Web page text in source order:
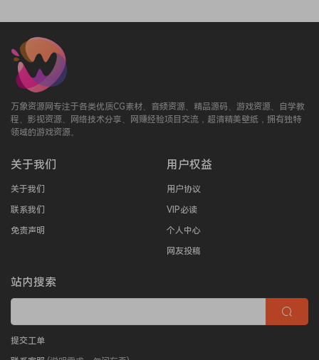
万象资源网专注于各类优质CG素材、音频资源、精品源码、游戏资源、自学教
程、影视资源、网络技术分享、网赚经验项目交流，超清精美壁纸，拥有独特
领域的游戏资源。
关于我们
关于我们
联系我们
免责声明
用户权益
用户协议
VIP必读
个人中心
网友投稿
站内搜索
提交工单